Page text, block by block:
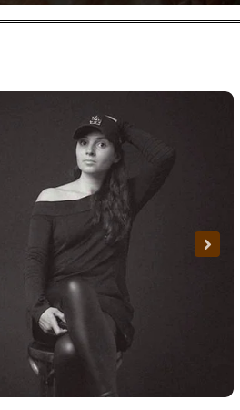
Радищев - руководитель
компании.
я увлекся года 3 назад, но,
не было, то загрузка по работе
услуги поиска. В
смог собрать сведения о
сам. И как же я удивился,
проведенного исследования
Livemem у меня в
460 предков (по трем
линиям). Вот честно, не
Супруга меня теперь
хранителем родословной,